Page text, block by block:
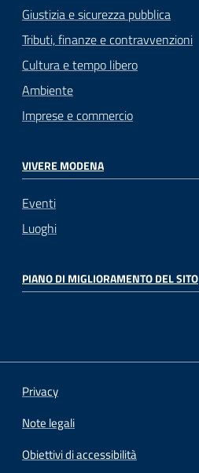
Giustizia e sicurezza pubblica
Tributi, finanze e contravvenzioni
Cultura e tempo libero
Ambiente
Imprese e commercio
VIVERE MODENA
Eventi
Luoghi
PIANO DI MIGLIORAMENTO DEL SITO
Privacy
Note legali
Obiettivi di accessibilità